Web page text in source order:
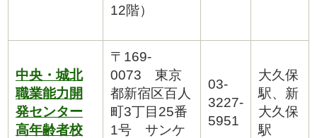
12階）
中央・城北
職業能力開
発センター
高年齢者校
〒169-
0073 東京
都新宿区百人
町3丁目25番
1号 サンケ
03-
3227-
5951
大久保
駅、新
大久保
駅